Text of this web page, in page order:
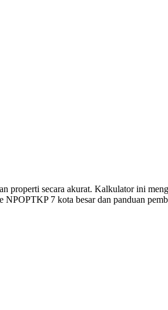
properti secara akurat. Kalkulator ini
NPOPTKP 7 kota besar dan panduan